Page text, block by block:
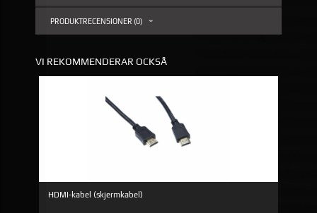
PRODUKTRECENSIONER (0)
VI REKOMMENDERAR OCKSÅ
HDMI-kabel (skjermkabel)